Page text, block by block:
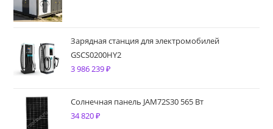
Зарядная станция для электромобилей
GSCS0200HY2
3 986 239₽
Солнечная панель JAM72S30 565 Вт
34 820₽